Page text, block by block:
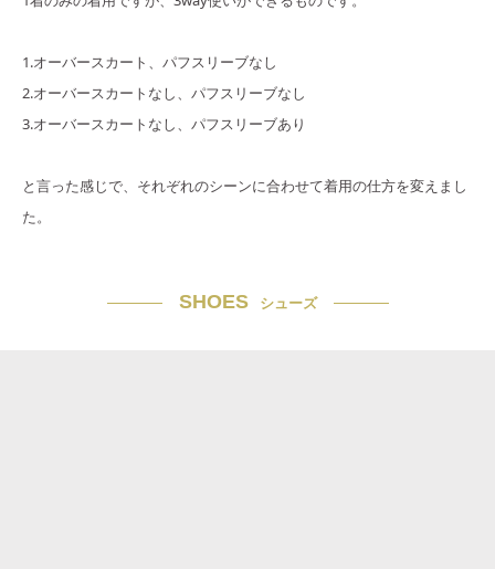
1.オーバースカート、パフスリーブなし
2.オーバースカートなし、パフスリーブなし
3.オーバースカートなし、パフスリーブあり
と言った感じで、それぞれのシーンに合わせて着用の仕方を変えまし
た。
SHOES シューズ